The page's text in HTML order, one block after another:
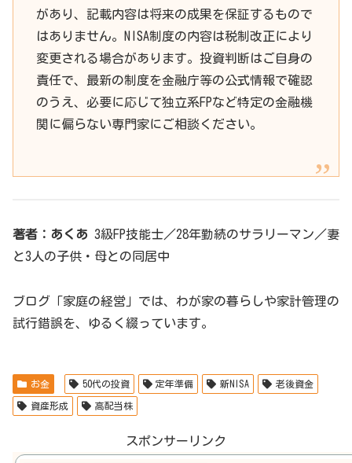
があり、記載内容は将来の成果を保証するもので
はありません。NISA制度の内容は税制改正により
変更される場合があります。投資判断はご自身の
責任で、最新の制度を金融庁等の公式情報で確認
のうえ、必要に応じて独立系FPなど特定の金融機
関に偏らない専門家にご相談ください。
著者：あくあ 3級FP技能士／28年勤続のサラリーマン／妻
と3人の子供・母との同居中
ブログ「家庭の経営」では、わが家の暮らしや家計管理の
試行錯誤を、ゆるく綴っています。
お金 50代の投資 定年準備 新NISA 老後資金
資産形成 高配当株
スポンサーリンク